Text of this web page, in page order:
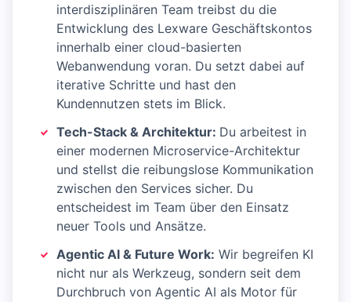
interdisziplinären Team treibst du die
Entwicklung des Lexware Geschäftskontos
innerhalb einer cloud-basierten
Webanwendung voran. Du setzt dabei auf
iterative Schritte und hast den
Kundennutzen stets im Blick.
Tech-Stack & Architektur: Du arbeitest in
einer modernen Microservice-Architektur
und stellst die reibungslose Kommunikation
zwischen den Services sicher. Du
entscheidest im Team über den Einsatz
neuer Tools und Ansätze.
Agentic AI & Future Work: Wir begreifen KI
nicht nur als Werkzeug, sondern seit dem
Durchbruch von Agentic AI als Motor für